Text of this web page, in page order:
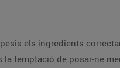
els ingredients
temptació de posar-ne